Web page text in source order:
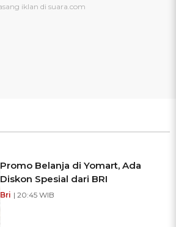
Promo Belanja di Yomart, Ada
Diskon Spesial dari BRI
Bri | 20:45 WIB